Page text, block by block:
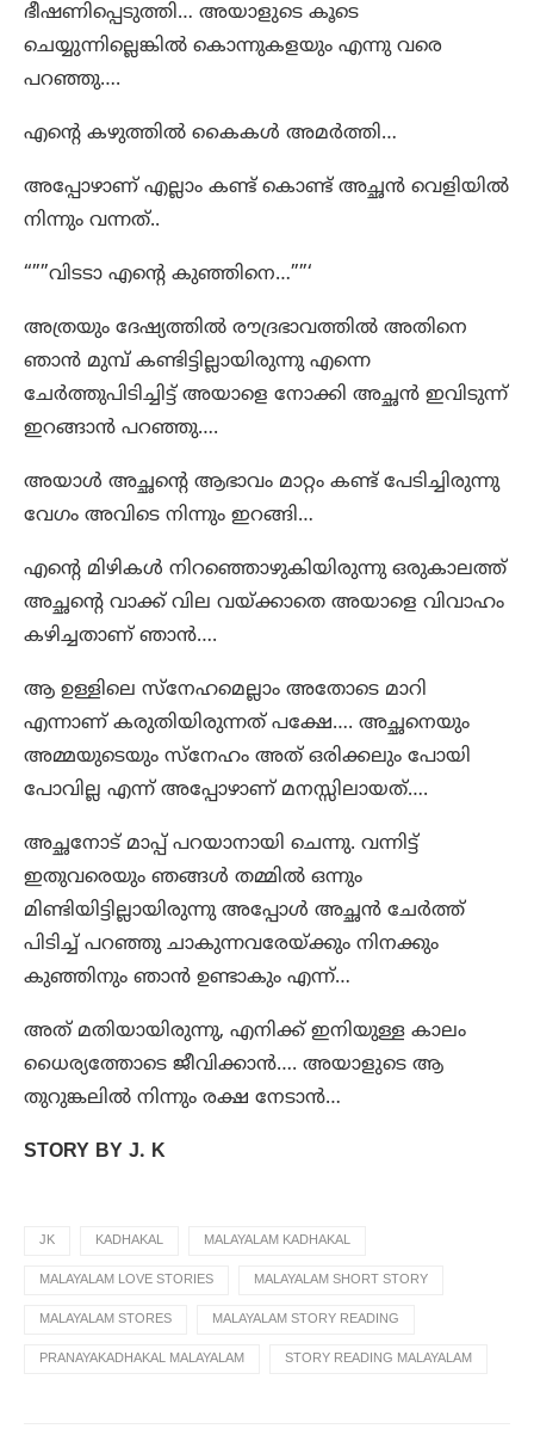
ഭീഷണിപ്പെടുത്തി… അയാളുടെ കൂടെ
ചെയ്യുന്നില്ലെങ്കിൽ കൊന്നുകളയും എന്നു വരെ
പറഞ്ഞു….
എന്റെ കഴുത്തിൽ കൈകൾ അമർത്തി…
അപ്പോഴാണ് എല്ലാം കണ്ട് കൊണ്ട് അച്ഛൻ വെളിയിൽ
നിന്നും വന്നത്..
“””വിടടാ എന്റെ കുഞ്ഞിനെ…””‘
അത്രയും ദേഷ്യത്തിൽ രൗദ്രഭാവത്തിൽ അതിനെ
ഞാൻ മുമ്പ് കണ്ടിട്ടില്ലായിരുന്നു എന്നെ
ചേർത്തുപിടിച്ചിട്ട് അയാളെ നോക്കി അച്ഛൻ ഇവിടുന്ന്
ഇറങ്ങാൻ പറഞ്ഞു….
അയാൾ അച്ഛന്റെ ആഭാവം മാറ്റം കണ്ട് പേടിച്ചിരുന്നു
വേഗം അവിടെ നിന്നും ഇറങ്ങി…
എന്റെ മിഴികൾ നിറഞ്ഞൊഴുകിയിരുന്നു ഒരുകാലത്ത്
അച്ഛന്റെ വാക്ക് വില വയ്ക്കാതെ അയാളെ വിവാഹം
കഴിച്ചതാണ് ഞാൻ….
ആ ഉള്ളിലെ സ്നേഹമെല്ലാം അതോടെ മാറി
എന്നാണ് കരുതിയിരുന്നത് പക്ഷേ…. അച്ഛനെയും
അമ്മയുടെയും സ്നേഹം അത് ഒരിക്കലും പോയി
പോവില്ല എന്ന് അപ്പോഴാണ് മനസ്സിലായത്….
അച്ഛനോട് മാപ്പ് പറയാനായി ചെന്നു. വന്നിട്ട്
ഇതുവരെയും ഞങ്ങൾ തമ്മിൽ ഒന്നും
മിണ്ടിയിട്ടില്ലായിരുന്നു അപ്പോൾ അച്ഛൻ ചേർത്ത്
പിടിച്ച് പറഞ്ഞു ചാകുന്നവരേയ്ക്കും നിനക്കും
കുഞ്ഞിനും ഞാൻ ഉണ്ടാകും എന്ന്…
അത് മതിയായിരുന്നു, എനിക്ക് ഇനിയുള്ള കാലം
ധൈര്യത്തോടെ ജീവിക്കാൻ…. അയാളുടെ ആ
തുറുങ്കലിൽ നിന്നും രക്ഷ നേടാൻ…
STORY BY J. K
JK KADHAKAL MALAYALAM KADHAKAL
MALAYALAM LOVE STORIES MALAYALAM SHORT STORY
MALAYALAM STORES MALAYALAM STORY READING
PRANAYAKADHAKAL MALAYALAM STORY READING MALAYALAM